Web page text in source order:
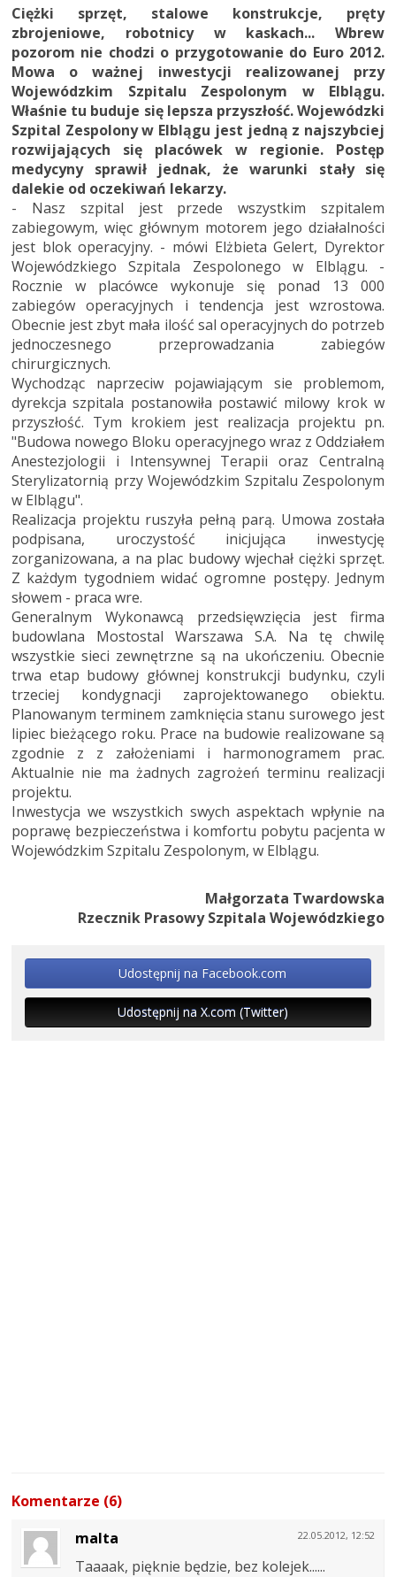
Ciężki sprzęt, stalowe konstrukcje, pręty
zbrojeniowe, robotnicy w kaskach... Wbrew
pozorom nie chodzi o przygotowanie do Euro 2012.
Mowa o ważnej inwestycji realizowanej przy
Wojewódzkim Szpitalu Zespolonym w Elblągu.
Właśnie tu buduje się lepsza przyszłość. Wojewódzki
Szpital Zespolony w Elblągu jest jedną z najszybciej
rozwijających się placówek w regionie. Postęp
medycyny sprawił jednak, że warunki stały się
dalekie od oczekiwań lekarzy.
- Nasz szpital jest przede wszystkim szpitalem
zabiegowym, więc głównym motorem jego działalności
jest blok operacyjny. - mówi Elżbieta Gelert, Dyrektor
Wojewódzkiego Szpitala Zespolonego w Elblągu. -
Rocznie w placówce wykonuje się ponad 13 000
zabiegów operacyjnych i tendencja jest wzrostowa.
Obecnie jest zbyt mała ilość sal operacyjnych do potrzeb
jednoczesnego przeprowadzania zabiegów
chirurgicznych.
Wychodząc naprzeciw pojawiającym sie problemom,
dyrekcja szpitala postanowiła postawić milowy krok w
przyszłość. Tym krokiem jest realizacja projektu pn.
"Budowa nowego Bloku operacyjnego wraz z Oddziałem
Anestezjologii i Intensywnej Terapii oraz Centralną
Sterylizatornią przy Wojewódzkim Szpitalu Zespolonym
w Elblągu".
Realizacja projektu ruszyła pełną parą. Umowa została
podpisana, uroczystość inicjująca inwestycję
zorganizowana, a na plac budowy wjechał ciężki sprzęt.
Z każdym tygodniem widać ogromne postępy. Jednym
słowem - praca wre.
Generalnym Wykonawcą przedsięwzięcia jest firma
budowlana Mostostal Warszawa S.A. Na tę chwilę
wszystkie sieci zewnętrzne są na ukończeniu. Obecnie
trwa etap budowy głównej konstrukcji budynku, czyli
trzeciej kondygnacji zaprojektowanego obiektu.
Planowanym terminem zamknięcia stanu surowego jest
lipiec bieżącego roku. Prace na budowie realizowane są
zgodnie z z założeniami i harmonogramem prac.
Aktualnie nie ma żadnych zagrożeń terminu realizacji
projektu.
Inwestycja we wszystkich swych aspektach wpłynie na
poprawę bezpieczeństwa i komfortu pobytu pacjenta w
Wojewódzkim Szpitalu Zespolonym, w Elblągu.
Małgorzata Twardowska
Rzecznik Prasowy Szpitala Wojewódzkiego
Udostępnij na Facebook.com
Udostępnij na X.com (Twitter)
Komentarze (6)
22.05.2012, 12:52
malta
Taaaak, pięknie będzie, bez kolejek......